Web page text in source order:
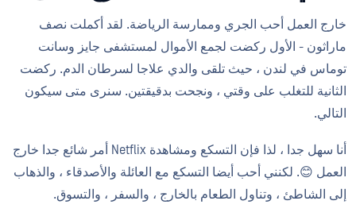
خارج العمل أحب الجري وممارسة الرياضة. لقد أكملت نصف
ماراثون - الأول ركضت لجمع الأموال لمستشفى جايز وسانت
توماس في لندن ، حيث تلقى والدي علاجا لسرطان الدم. ركضت
الثانية للتغلب على وقتي ، ونجحت بدقيقتين. سنرى متى سيكون
التالي.
أنا سهل جدا ، لذا فإن التسكع ومشاهدة Netflix أمر شائع جدا خارج
العمل 😊. لكنني أحب أيضا التسكع مع العائلة والأصدقاء ، والذهاب
إلى الشاطئ ، وتناول الطعام بالخارج ، والسفر ، والتسوق.